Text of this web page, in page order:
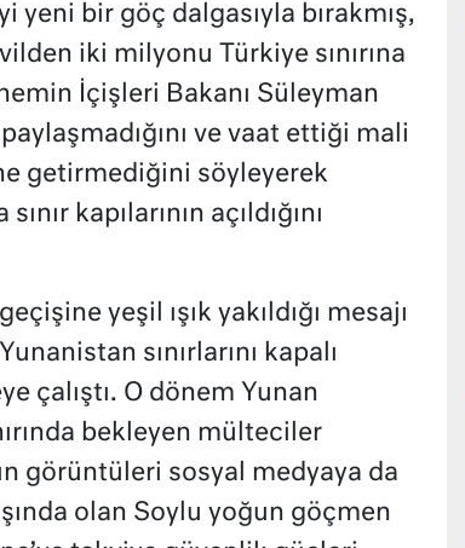
yeni bir göç dalgasıyla bırakmış,
iki milyonu Türkiye sınırına
İçişleri Bakanı Süleyman
ve vaat ettiği mali
getirmediğini söyleyerek
kapılarının açıldığını
yeşil ışık yakıldığı mesajı
sınırlarını kapalı
çalıştı. O dönem Yunan
bekleyen mülteciler
görüntüleri sosyal medyaya da
olan Soylu yoğun göçmen